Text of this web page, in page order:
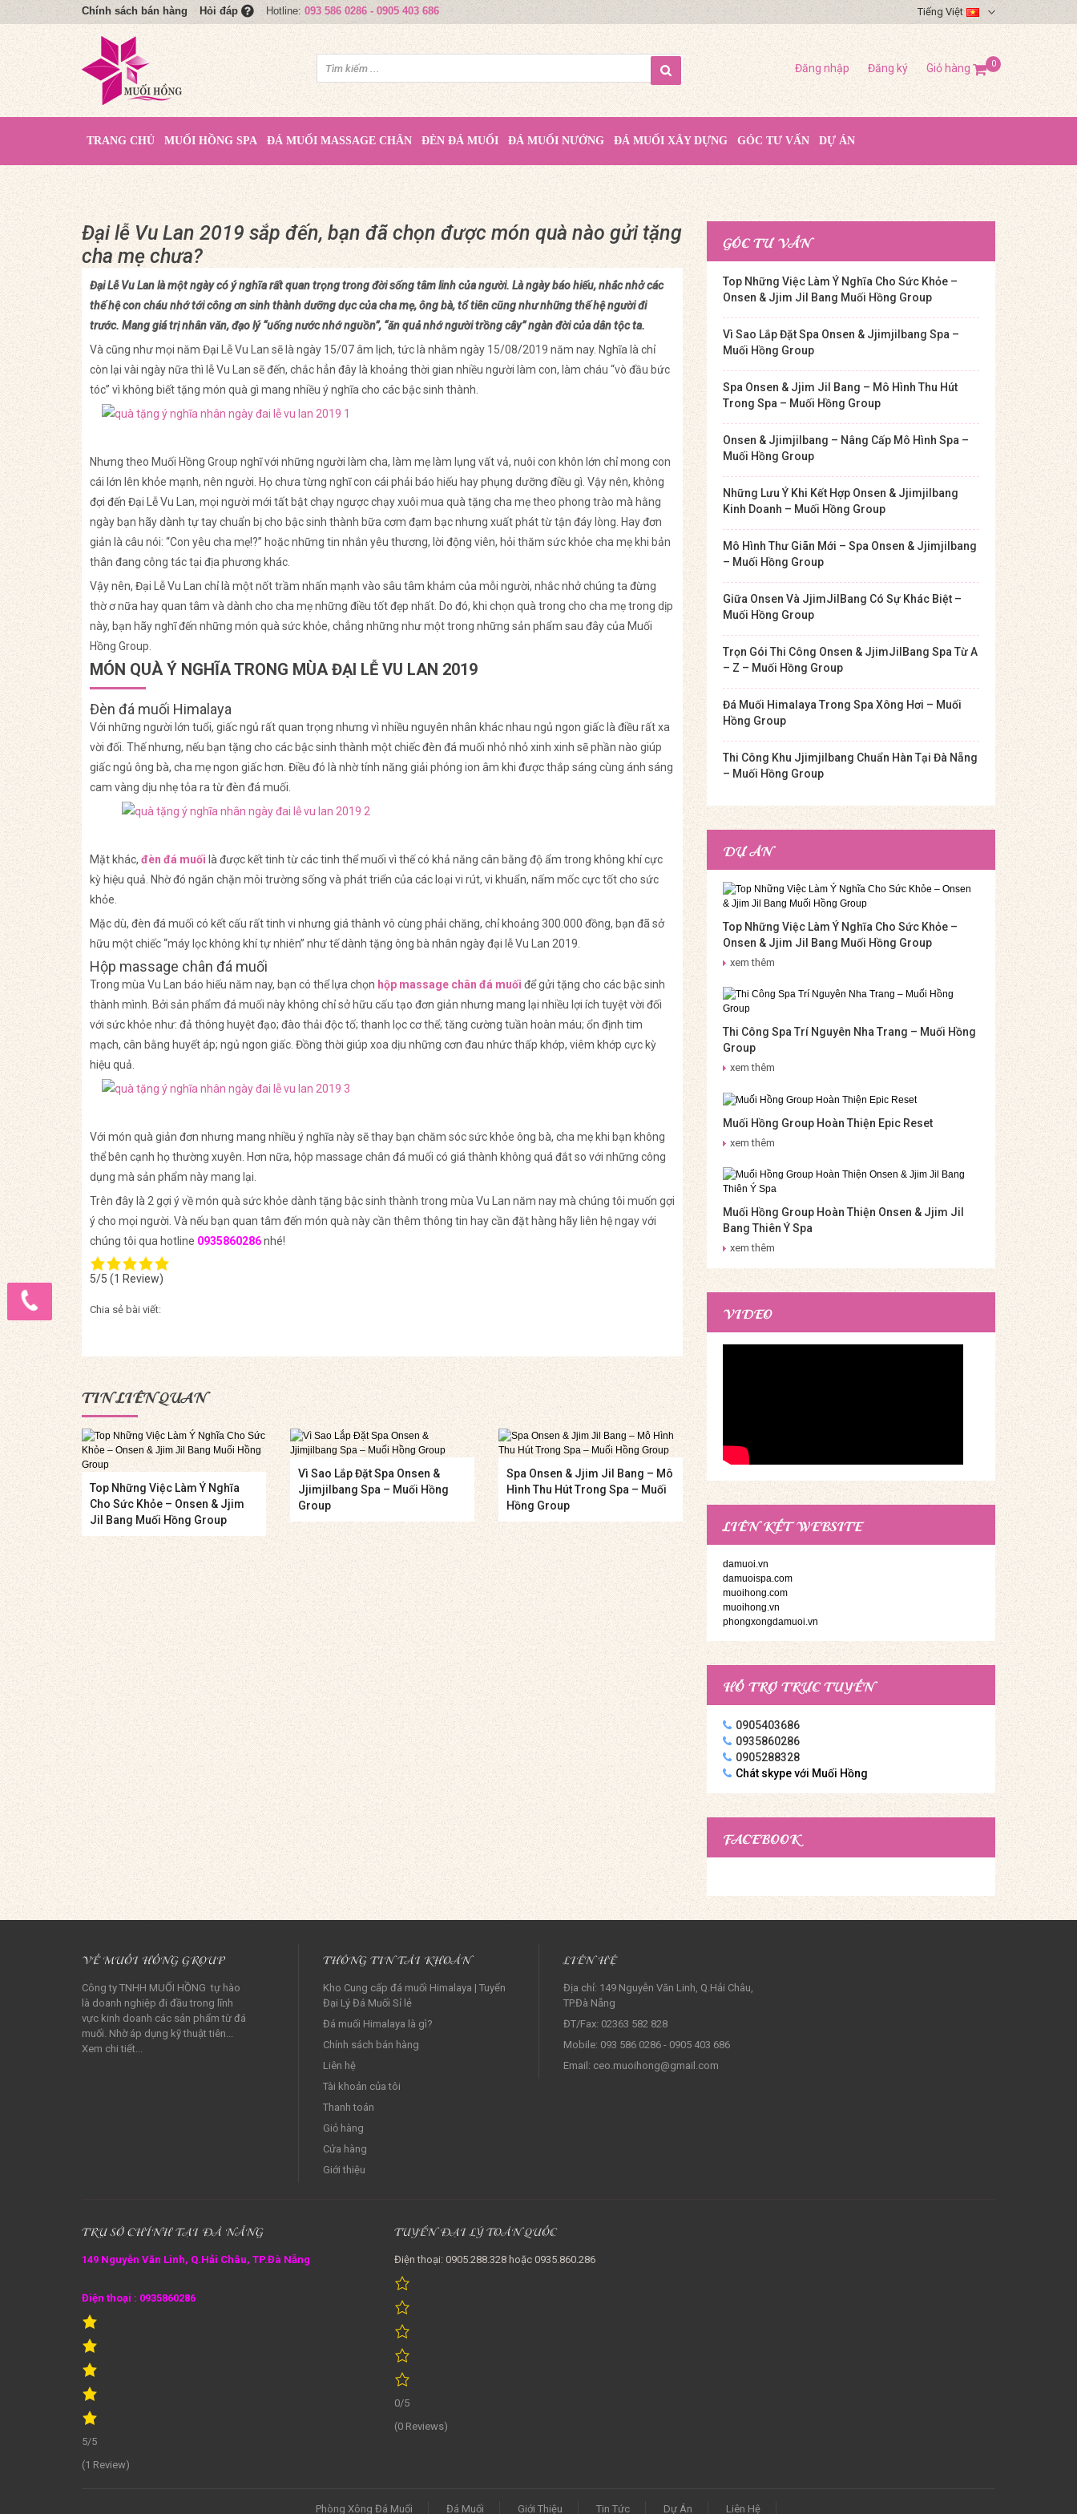
Chính sách bán hàng Hỏi đáp Hotline: 093 586 0286 - 0905 403 686 Tiếng Việt
Đăng nhập Đăng ký Giỏ hàng 0
TRANG CHỦ MUỐI HỒNG SPA ĐÁ MUỐI MASSAGE CHÂN ĐÈN ĐÁ MUỐI ĐÁ MUỐI NƯỚNG ĐÁ MUỐI XÂY DỰNG GÓC TƯ VẤN DỰ ÁN
Đại lễ Vu Lan 2019 sắp đến, bạn đã chọn được món quà nào gửi tặng
cha mẹ chưa?
Đại Lễ Vu Lan là một ngày có ý nghĩa rất quan trọng trong đời sống tâm linh của người. Là ngày báo hiếu, nhắc nhở các
thế hệ con cháu nhớ tới công ơn sinh thành dưỡng dục của cha mẹ, ông bà, tổ tiên cũng như những thế hệ người đi
trước. Mang giá trị nhân văn, đạo lý “uống nước nhớ nguồn”, “ăn quả nhớ người trồng cây” ngàn đời của dân tộc ta.
Và cũng như mọi năm Đại Lễ Vu Lan sẽ là ngày 15/07 âm lịch, tức là nhằm ngày 15/08/2019 năm nay. Nghĩa là chỉ
còn lại vài ngày nữa thì lễ Vu Lan sẽ đến, chắc hẳn đây là khoảng thời gian nhiều người làm con, làm cháu “vò đầu bức
tóc” vì không biết tặng món quà gì mang nhiều ý nghĩa cho các bậc sinh thành.
Nhưng theo Muối Hồng Group nghĩ với những người làm cha, làm mẹ làm lụng vất vả, nuôi con khôn lớn chỉ mong con
cái lớn lên khỏe mạnh, nên người. Họ chưa từng nghĩ con cái phải báo hiếu hay phụng dưỡng điều gì. Vậy nên, không
đợi đến Đại Lễ Vu Lan, mọi người mới tất bật chạy ngược chạy xuôi mua quà tặng cha mẹ theo phong trào mà hằng
ngày bạn hãy dành tự tay chuẩn bị cho bậc sinh thành bữa cơm đạm bạc nhưng xuất phát từ tận đáy lòng. Hay đơn
giản là câu nói: “Con yêu cha mẹ!?” hoặc những tin nhắn yêu thương, lời động viên, hỏi thăm sức khỏe cha mẹ khi bản
thân đang công tác tại địa phương khác.
Vậy nên, Đại Lễ Vu Lan chỉ là một nốt trầm nhấn mạnh vào sâu tâm khảm của mỗi người, nhắc nhở chúng ta đừng
thờ ơ nữa hay quan tâm và dành cho cha mẹ những điều tốt đẹp nhất. Do đó, khi chọn quà trong cho cha mẹ trong dịp
này, bạn hãy nghĩ đến những món quà sức khỏe, chẳng những như một trong những sản phẩm sau đây của Muối
Hồng Group.
MÓN QUÀ Ý NGHĨA TRONG MÙA ĐẠI LỄ VU LAN 2019
Đèn đá muối Himalaya
Với những người lớn tuổi, giấc ngủ rất quan trọng nhưng vì nhiều nguyên nhân khác nhau ngủ ngon giấc là điều rất xa
vời đối. Thế nhưng, nếu bạn tặng cho các bậc sinh thành một chiếc đèn đá muối nhỏ nhỏ xinh xinh sẽ phần nào giúp
giấc ngủ ông bà, cha mẹ ngon giấc hơn. Điều đó là nhờ tính năng giải phóng ion âm khi được thắp sáng cùng ánh sáng
cam vàng dịu nhẹ tỏa ra từ đèn đá muối.
Mặt khác, đèn đá muối là được kết tinh từ các tinh thể muối vì thế có khả năng cân bằng độ ẩm trong không khí cực
kỳ hiệu quả. Nhờ đó ngăn chặn môi trường sống và phát triển của các loại vi rút, vi khuẩn, nấm mốc cực tốt cho sức
khỏe.
Mặc dù, đèn đá muối có kết cấu rất tinh vi nhưng giá thành vô cùng phải chăng, chỉ khoảng 300.000 đồng, bạn đã sở
hữu một chiếc “máy lọc không khí tự nhiên” như tế dành tặng ông bà nhân ngày đại lễ Vu Lan 2019.
Hộp massage chân đá muối
Trong mùa Vu Lan báo hiếu năm nay, bạn có thể lựa chọn hộp massage chân đá muối để gửi tặng cho các bậc sinh
thành mình. Bởi sản phẩm đá muối này không chỉ sở hữu cấu tạo đơn giản nhưng mang lại nhiều lợi ích tuyệt vời đối
với sức khỏe như: đả thông huyệt đạo; đào thải độc tố; thanh lọc cơ thể; tăng cường tuần hoàn máu; ổn định tim
mạch, cân bằng huyết áp; ngủ ngon giấc. Đồng thời giúp xoa dịu những cơn đau nhức thấp khớp, viêm khớp cực kỳ
hiệu quả.
Với món quà giản đơn nhưng mang nhiều ý nghĩa này sẽ thay bạn chăm sóc sức khỏe ông bà, cha mẹ khi bạn không
thể bên cạnh họ thường xuyên. Hơn nữa, hộp massage chân đá muối có giá thành không quá đắt so với những công
dụng mà sản phẩm này mang lại.
Trên đây là 2 gợi ý về món quà sức khỏe dành tặng bậc sinh thành trong mùa Vu Lan năm nay mà chúng tôi muốn gợi
ý cho mọi người. Và nếu bạn quan tâm đến món quà này cần thêm thông tin hay cần đặt hàng hãy liên hệ ngay với
chúng tôi qua hotline 0935860286nhé!
5/5 (1 Review)
Chia sẻ bài viết:
TIN LIÊN QUAN
Top Những Việc Làm Ý Nghĩa
Cho Sức Khỏe – Onsen & Jjim
Jil Bang Muối Hồng Group
Vì Sao Lắp Đặt Spa Onsen &
Jjimjilbang Spa – Muối Hồng
Group
Spa Onsen & Jjim Jil Bang – Mô
Hình Thu Hút Trong Spa – Muối
Hồng Group
GÓC TƯ VẤN
Top Những Việc Làm Ý Nghĩa Cho Sức Khỏe –
Onsen & Jjim Jil Bang Muối Hồng Group
Vì Sao Lắp Đặt Spa Onsen & Jjimjilbang Spa –
Muối Hồng Group
Spa Onsen & Jjim Jil Bang – Mô Hình Thu Hút
Trong Spa – Muối Hồng Group
Onsen & Jjimjilbang – Nâng Cấp Mô Hình Spa –
Muối Hồng Group
Những Lưu Ý Khi Kết Hợp Onsen & Jjimjilbang
Kinh Doanh – Muối Hồng Group
Mô Hình Thư Giãn Mới – Spa Onsen & Jjimjilbang
– Muối Hồng Group
Giữa Onsen Và JjimJilBang Có Sự Khác Biệt –
Muối Hồng Group
Trọn Gói Thi Công Onsen & JjimJilBang Spa Từ A
– Z – Muối Hồng Group
Đá Muối Himalaya Trong Spa Xông Hơi – Muối
Hồng Group
Thi Công Khu Jjimjilbang Chuẩn Hàn Tại Đà Nẵng
– Muối Hồng Group
DỰ ÁN
Top Những Việc Làm Ý Nghĩa Cho Sức Khỏe –
Onsen & Jjim Jil Bang Muối Hồng Group
xem thêm
Thi Công Spa Trí Nguyên Nha Trang – Muối Hồng
Group
xem thêm
Muối Hồng Group Hoàn Thiện Epic Reset
xem thêm
Muối Hồng Group Hoàn Thiện Onsen & Jjim Jil
Bang Thiên Ý Spa
xem thêm
VIDEO
LIÊN KẾT WEBSITE
damuoi.vn
damuoispa.com
muoihong.com
muoihong.vn
phongxongdamuoi.vn
HỖ TRỢ TRỰC TUYẾN
0905403686
0935860286
0905288328
Chát skype với Muối Hồng
FACEBOOK
VỀ MUỐI HỒNG GROUP
Công ty TNHH MUỐI HỒNG tự hào
là doanh nghiệp đi đầu trong lĩnh
vực kinh doanh các sản phẩm từ đá
muối. Nhờ áp dụng kỹ thuật tiên...
Xem chi tiết...
THÔNG TIN TÀI KHOẢN
Kho Cung cấp đá muối Himalaya | Tuyển
Đại Lý Đá Muối Sỉ lẻ‎
Đá muối Himalaya là gì?
Chính sách bán hàng
Liên hệ
Tài khoản của tôi
Thanh toán
Giỏ hàng
Cửa hàng
Giới thiệu
LIÊN HỆ
Địa chỉ: 149 Nguyễn Văn Linh, Q.Hải Châu,
TP.Đà Nẵng
ĐT/Fax: 02363 582 828
Mobile: 093 586 0286 - 0905 403 686
Email: ceo.muoihong@gmail.com
TRỤ SỞ CHÍNH TẠI ĐÀ NẴNG
149 Nguyễn Văn Linh, Q.Hải Châu, TP.Đà Nẵng
Điện thoại : 0935860286
5/5
(1 Review)
TUYỂN ĐẠI LÝ TOÀN QUỐC
Điện thoại: 0905.288.328 hoặc 0935.860.286
0/5
(0 Reviews)
Phòng Xông Đá Muối Đá Muối Giới Thiệu Tin Tức Dự Án Liên Hệ